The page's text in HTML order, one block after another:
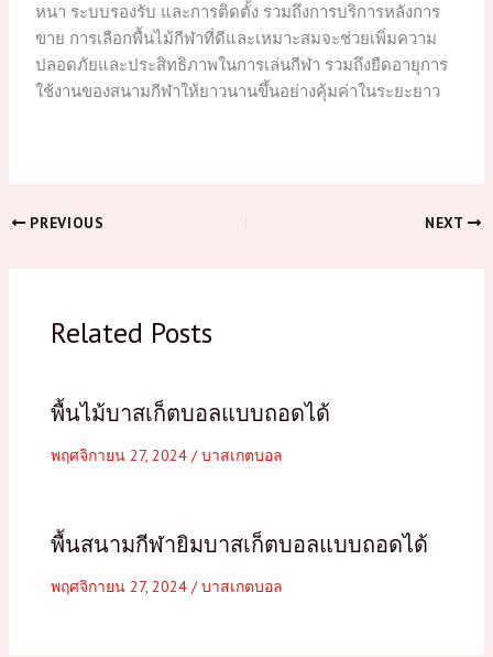
หนา ระบบรองรับ และการติดตั้ง รวมถึงการบริการหลังการ
ขาย การเลือกพื้นไม้กีฬาที่ดีและเหมาะสมจะช่วยเพิ่มความ
ปลอดภัยและประสิทธิภาพในการเล่นกีฬา รวมถึงยืดอายุการ
ใช้งานของสนามกีฬาให้ยาวนานขึ้นอย่างคุ้มค่าในระยะยาว
PREVIOUS NEXT
Related Posts
พื้นไม้บาสเก็ตบอลแบบถอดได้
พฤศจิกายน 27, 2024 /บาสเกตบอล
พื้นสนามกีฬายิมบาสเก็ตบอลแบบถอดได้
พฤศจิกายน 27, 2024 /บาสเกตบอล